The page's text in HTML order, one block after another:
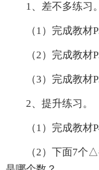
1、差不多练习。
（1）完成教材
（2）完成教材
（3）完成教材
2、提升练习。
（1）完成教材
（2）下面7个